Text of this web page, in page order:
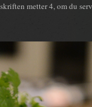
metter 4, om du